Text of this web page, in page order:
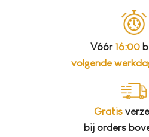
Vóór 16:00
volgende
Gratis
bij orders